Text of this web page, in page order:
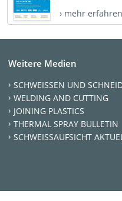
› mehr erfahren
Weitere Medien
SCHWEISSEN UND
WELDING AND CUTTING
JOINING PLASTICS
THERMAL SPRAY BULLETIN
SCHWEISSAUFSICHT